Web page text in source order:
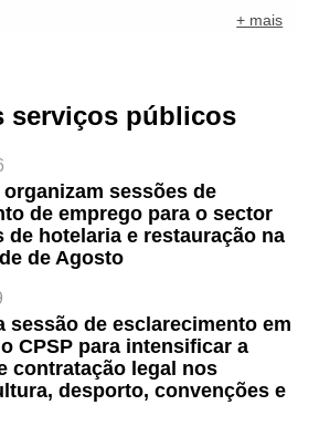
+ mais
serviços públicos
organizam sessões de
de emprego para o sector
de hotelaria e restauração na
de Agosto
sessão de esclarecimento em
CPSP para intensificar a
contratação legal nos
desporto, convenções e